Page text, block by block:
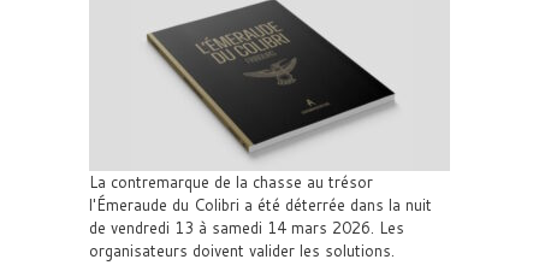
La contremarque de la chasse au trésor
l'Émeraude du Colibri a été déterrée dans la nuit
de vendredi 13 à samedi 14 mars 2026. Les
organisateurs doivent valider les solutions.